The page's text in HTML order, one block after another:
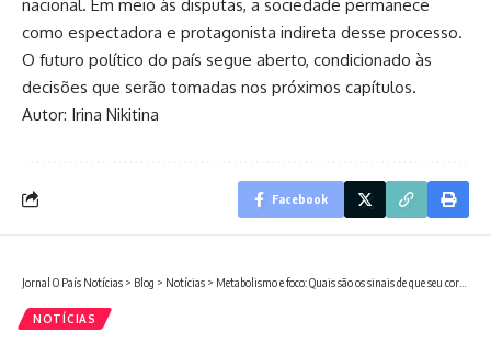
nacional. Em meio às disputas, a sociedade permanece
como espectadora e protagonista indireta desse processo.
O futuro político do país segue aberto, condicionado às
decisões que serão tomadas nos próximos capítulos.
Autor: Irina Nikitina
Facebook
Jornal O País Notícias > Blog > Notícias > Metabolismo e foco: Quais são os sinais de que seu corpo está pedindo ajuste?
NOTÍCIAS